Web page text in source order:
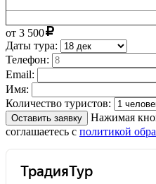
от 3 500
Даты тура:
Телефон:
Email:
Имя:
Количество туристов:
Оставить заявку
Нажимая
соглашаетесь с политикой